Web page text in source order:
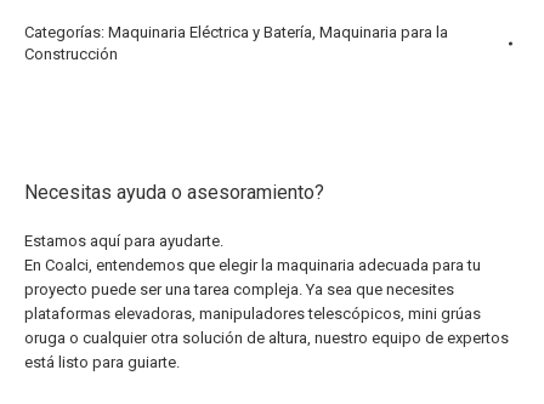
Categorías: Maquinaria Eléctrica y Batería, Maquinaria para la
Construcción
Necesitas ayuda o asesoramiento?
Estamos aquí para ayudarte.
En Coalci, entendemos que elegir la maquinaria adecuada para tu
proyecto puede ser una tarea compleja. Ya sea que necesites
plataformas elevadoras, manipuladores telescópicos, mini grúas
oruga o cualquier otra solución de altura, nuestro equipo de expertos
está listo para guiarte.